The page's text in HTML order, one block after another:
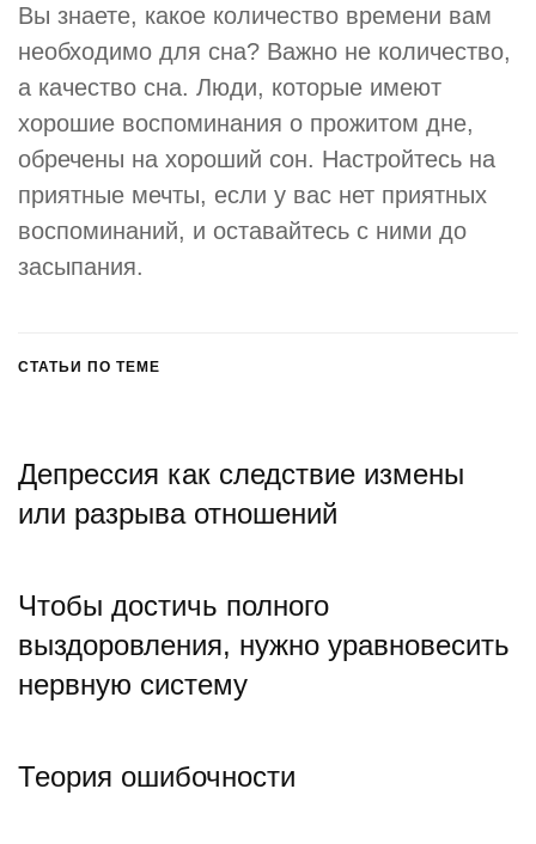
Вы знаете, какое количество времени вам
необходимо для сна? Важно не количество,
а качество сна. Люди, которые имеют
хорошие воспоминания о прожитом дне,
обречены на хороший сон. Настройтесь на
приятные мечты, если у вас нет приятных
воспоминаний, и оставайтесь с ними до
засыпания.
СТАТЬИ ПО ТЕМЕ
Депрессия как следствие измены
или разрыва отношений
Чтобы достичь полного
выздоровления, нужно уравновесить
нервную систему
Теория ошибочности